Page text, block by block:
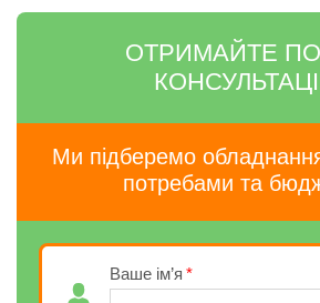
ОТРИМАЙТЕ
Ми підберемо
потребами та
Ваше ім’я